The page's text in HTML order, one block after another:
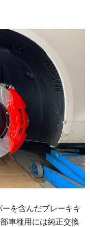
を含んだブレーキキ
車種用には純正交換